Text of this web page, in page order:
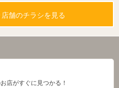
舗のチラシを見る
店がすぐに見つかる！